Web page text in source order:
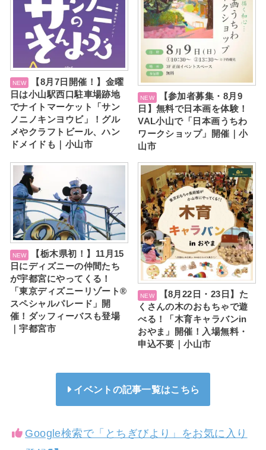
【8月7日開催！】金曜
日は小山駅西口駐車場跡地
でナイトマーケット「サン
ノニノキンヨウビ」！グル
メやクラフトビール、ハン
ドメイドも｜小山市
【参加者募集・8月9
日】無料で日本画を体験！
VAL小山で「日本画うちわ
ワークショップ」開催｜小
山市
【栃木県初！】11月15
日にディズニーの仲間たち
が宇都宮にやってくる！
「東京ディズニーリゾート®
スペシャルパレード」開
催！ダッフィーバスも登場
｜宇都宮市
【8月22日・23日】た
くさんの木のおもちゃで遊
べる！「木育キャラバンin
おやま」開催！入場無料・
申込不要｜小山市
イベントの記事一覧はこちら
Google検索で「とちぎびより」をお気に入り